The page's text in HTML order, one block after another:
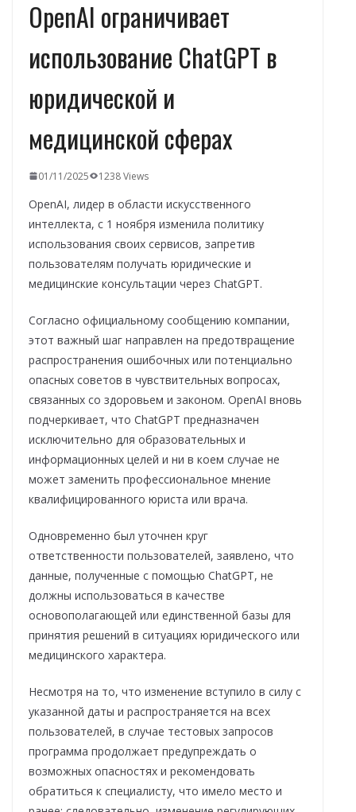
OpenAI ограничивает
использование ChatGPT в
юридической и
медицинской сферах
01/11/2025 1238 Views
OpenAI, лидер в области искусственного
интеллекта, с 1 ноября изменила политику
использования своих сервисов, запретив
пользователям получать юридические и
медицинские консультации через ChatGPT.
Согласно официальному сообщению компании,
этот важный шаг направлен на предотвращение
распространения ошибочных или потенциально
опасных советов в чувствительных вопросах,
связанных со здоровьем и законом. OpenAI вновь
подчеркивает, что ChatGPT предназначен
исключительно для образовательных и
информационных целей и ни в коем случае не
может заменить профессиональное мнение
квалифицированного юриста или врача.
Одновременно был уточнен круг
ответственности пользователей, заявлено, что
данные, полученные с помощью ChatGPT, не
должны использоваться в качестве
основополагающей или единственной базы для
принятия решений в ситуациях юридического или
медицинского характера.
Несмотря на то, что изменение вступило в силу с
указанной даты и распространяется на всех
пользователей, в случае тестовых запросов
программа продолжает предупреждать о
возможных опасностях и рекомендовать
обратиться к специалисту, что имело место и